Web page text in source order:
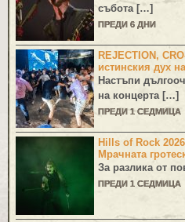
събота […]
ПРЕДИ 6 ДНИ
REJECTION,
истинския дух
Настъпи
на концерта […]
ПРЕДИ 1 СЕДМИЦА
Hills of Rock
Мрачната
За разлика от
ПРЕДИ 1 СЕДМИЦА